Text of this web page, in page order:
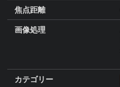
焦点距離
画像処理
カテゴリー